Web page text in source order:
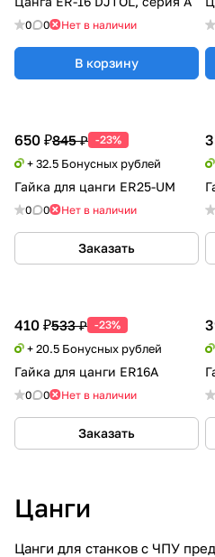
0 0 Нет в наличии
В корзину
650 ₽845 ₽ -23%
+ 32.5 Бонусных рублей
Гайка для цанги ER25-UM
0 0 Нет в наличии
Заказать
410 ₽533 ₽ -23%
+ 20.5 Бонусных рублей
Гайка для цанги ER16A
0 0 Нет в наличии
Заказать
Цанги
Цанги для станков с ЧПУ